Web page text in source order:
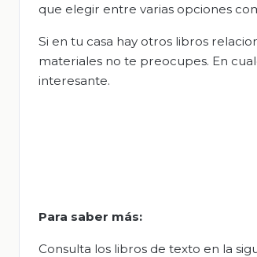
que elegir entre varias opciones
Si en tu casa hay otros libros
materiales no te preocupes. En
interesante.
Para saber más:
Consulta los libros de texto en la